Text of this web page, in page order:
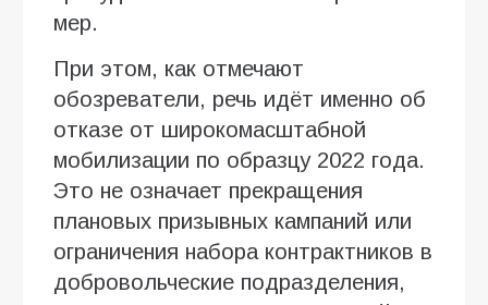
мер.
При этом, как отмечают
обозреватели, речь идёт именно об
отказе от широкомасштабной
мобилизации по образцу 2022 года.
Это не означает прекращения
плановых призывных кампаний или
ограничения набора контрактников в
добровольческие подразделения,